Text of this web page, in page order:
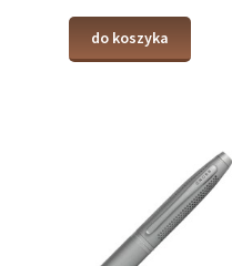
do koszyka